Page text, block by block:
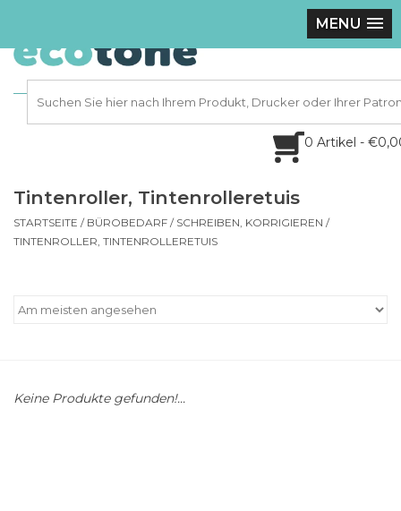
MENU
0 Artikel -
Tintenroller, Tintenrolleretuis
STARTSEITE / BÜROBEDARF / SCHREIBEN, KORRIGIEREN /
TINTENROLLER, TINTENROLLERETUIS
Keine Produkte gefunden!...